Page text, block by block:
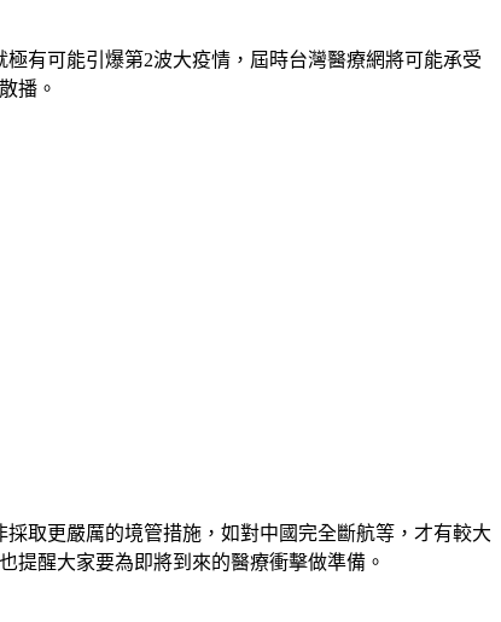
有可能引爆第2波大疫情，屆時台灣醫療網將可能承受
播。
取更嚴厲的境管措施，如對中國完全斷航等，才有較大
提醒大家要為即將到來的醫療衝擊做準備。